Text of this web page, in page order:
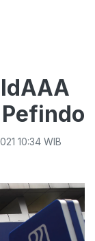
10:34 WIB